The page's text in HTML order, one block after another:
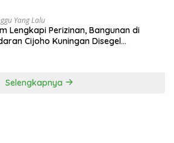
Yang Lalu
Lengkapi Perizinan, Bangunan di
Cijoho Kuningan Disegel
Selengkapnya